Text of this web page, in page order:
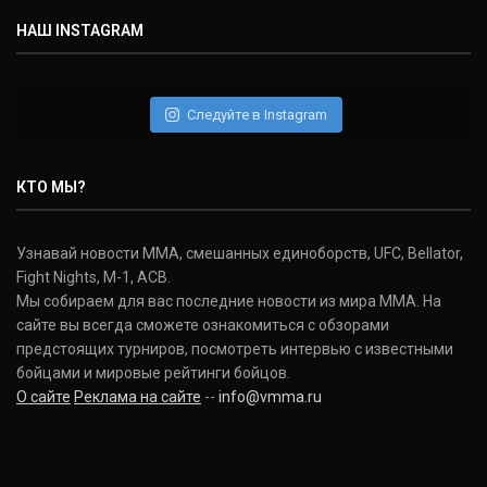
Дэниель Кормье
(22-2-0, 1)
Donald Cerrone
(36-15-0, 1)
Исраэль Адесанья
Israel Adesanya
(19-0-0, 0)
НАШ INSTAGRAM
Следуйте в Instagram
КТО МЫ?
Узнавай новости ММА, смешанных единоборств, UFC, Bellator,
Fight Nights, M-1, ACB.
Мы собираем для вас последние новости из мира ММА. На
сайте вы всегда сможете ознакомиться с обзорами
предстоящих турниров, посмотреть интервью с известными
бойцами и мировые рейтинги бойцов.
О сайте Реклама на сайте -- info@vmma.ru